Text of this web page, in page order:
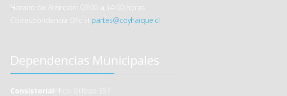
Horario de Atención: 09:00 a 14:00 horas
Correspondencia Oficial partes@coyhaique.cl
Dependencias Municipales
Consistorial / Fco. Billbao 357